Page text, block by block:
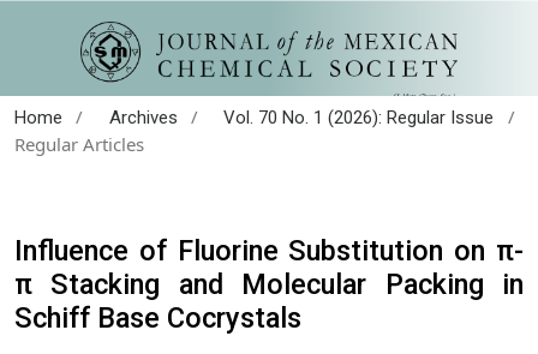
Home / Archives / Vol. 70 No. 1 (2026): Regular Issue
/
Regular Articles
Influence of Fluorine Substitution on π-
π Stacking and Molecular Packing in
Schiff Base Cocrystals